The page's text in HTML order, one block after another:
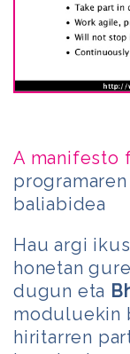
A manifesto
baliabidea
Hau argi
honetan
dugun eta
moduluekin
hiritarren